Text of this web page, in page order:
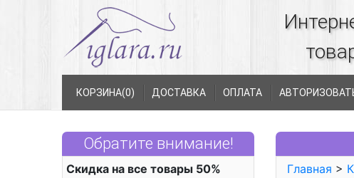
КОРЗИНА(0) ДОСТАВКА ОПЛАТА
Обратите внимание!
Скидка на все товары 50%
Главная >